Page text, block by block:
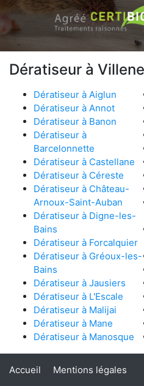
Dératiseur à
Dératiseur à Aiglun
Dératiseur à Annot
Dératiseur à Banon
Dératiseur à
Barcelonnette
Dératiseur à Castellane
Dératiseur à Céreste
Dératiseur à Château-
Arnoux-Saint-Auban
Dératiseur à Digne-les-
Bains
Dératiseur à Forcalquier
Dératiseur à Gréoux-les-
Bains
Dératiseur à Jausiers
Dératiseur à L'Escale
Dératiseur à Malijai
Dératiseur à Mane
Dératiseur à Manosque
Accueil Mentions légales